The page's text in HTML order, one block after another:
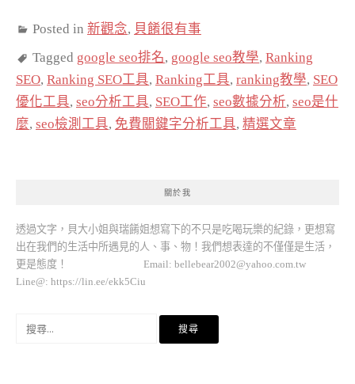
Posted in 新觀念, 貝餚很有事
Tagged google seo排名, google seo教學, Ranking
SEO, Ranking SEO工具, Ranking工具, ranking教學, SEO
優化工具, seo分析工具, SEO工作, seo數據分析, seo是什
麼, seo檢測工具, 免費關鍵字分析工具, 精選文章
關於我
透過文字，貝大小姐與瑞餚姐想寫下的不只是吃喝玩樂的紀錄，更想寫
出在我們的生活中所遇見的人、事、物！我們想表達的不僅僅是生活，
更是態度！ Email: bellebear2002@yahoo.com.tw
Line@: https://lin.ee/ekk5Ciu